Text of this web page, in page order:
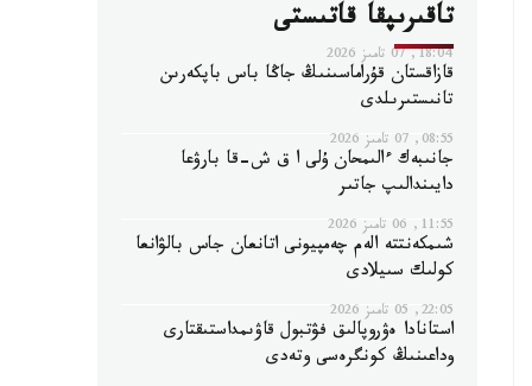
تاقىرىپقا قاتىستى
18:04, 07 تامىز 2026
قازاقستان قۇراماسىنىڭ جاڭا باس باپكەرىن
تانىستىرىلدى
08:55, 07 تامىز 2026
جانىبەك ءالىمحان ۇلى ا ق ش-قا بارۋعا
دايىندالىپ جاتىر
11:55, 06 تامىز 2026
شىمكەنتتە الەم چەمپيونى اتانعان جاس بالۋانعا
كولىك سىيلادى
22:05, 05 تامىز 2026
استانادا ەۋروپالىق فۋتبول قاۋىمداستىقتارى
وداعىنىڭ كونگرەسى وتەدى